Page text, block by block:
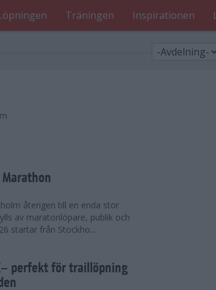
Träningen Inspirationen
återigen till en enda stor
av maratonlöpare, publik och
startar från Stockho...
perfekt för traillöpning